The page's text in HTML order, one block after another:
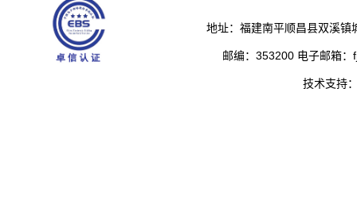
地址：福建南平顺昌县双溪
邮编：353200 电子邮箱
技术支持